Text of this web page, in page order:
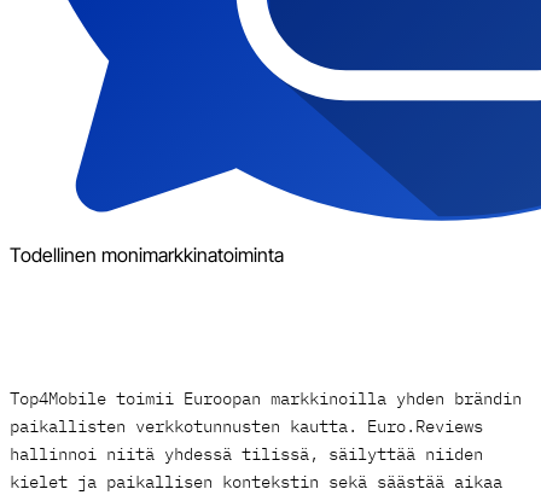
Todellinen monimarkkinatoiminta
Top4Mobile toimii Euroopan markkinoilla yhden brändin
paikallisten verkkotunnusten kautta. Euro.Reviews
hallinnoi niitä yhdessä tilissä, säilyttää niiden
kielet ja paikallisen kontekstin sekä säästää aikaa